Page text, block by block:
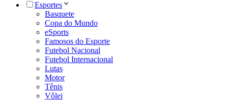
Esportes
Basquete
Copa do Mundo
eSports
Famosos do Esporte
Futebol Nacional
Futebol Internacional
Lutas
Motor
Tênis
Vôlei